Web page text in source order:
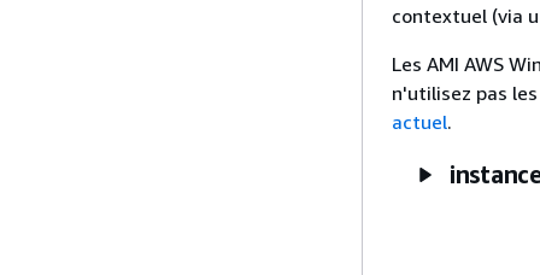
contextuel (via
Les AMI AWS
n'utilisez pas
actuel.